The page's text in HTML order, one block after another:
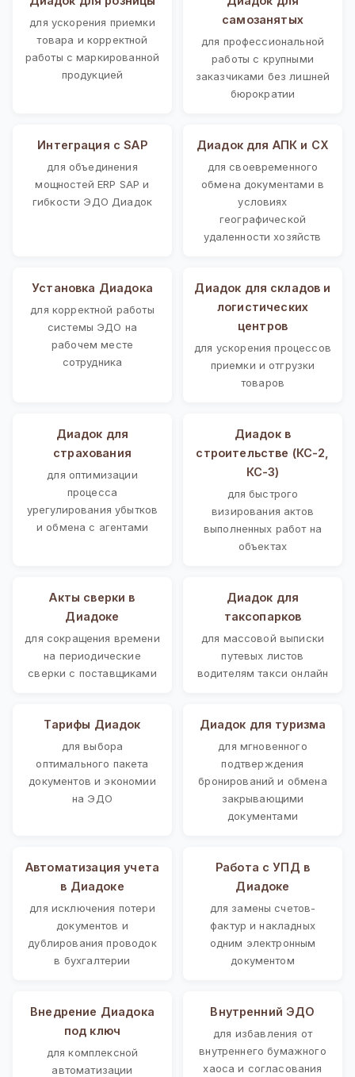
для ускорения приемки
товара и корректной
работы с маркированной
продукцией
самозанятых
для профессиональной
работы с крупными
заказчиками без лишней
бюрократии
Интеграция с SAP
для объединения
мощностей ERP SAP и
гибкости ЭДО Диадок
Диадок для АПК и СХ
для своевременного
обмена документами в
условиях
географической
удаленности хозяйств
Установка Диадока
для корректной работы
системы ЭДО на
рабочем месте
сотрудника
Диадок для складов и
логистических
центров
для ускорения процессов
приемки и отгрузки
товаров
Диадок для
страхования
для оптимизации
процесса
урегулирования убытков
и обмена с агентами
Диадок в
строительстве (КС-2,
КС-3)
для быстрого
визирования актов
выполненных работ на
объектах
Акты сверки в
Диадоке
для сокращения времени
на периодические
сверки с поставщиками
Диадок для
таксопарков
для массовой выписки
путевых листов
водителям такси онлайн
Тарифы Диадок
для выбора
оптимального пакета
документов и экономии
на ЭДО
Диадок для туризма
для мгновенного
подтверждения
бронирований и обмена
закрывающими
документами
Автоматизация учета
в Диадоке
для исключения потери
документов и
дублирования проводок
в бухгалтерии
Работа с УПД в
Диадоке
для замены счетов-
фактур и накладных
одним электронным
документом
Внедрение Диадока
под ключ
для комплексной
автоматизации
Внутренний ЭДО
для избавления от
внутреннего бумажного
хаоса и согласования